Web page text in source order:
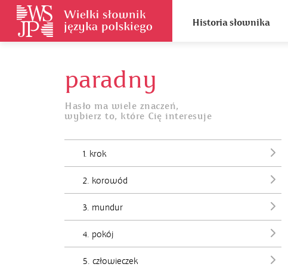
Historia słownika
paradny
Hasło ma wiele znaczeń,
wybierz to, które Cię interesuje
1. krok
2. korowód
3. mundur
4. pokój
5. człowieczek